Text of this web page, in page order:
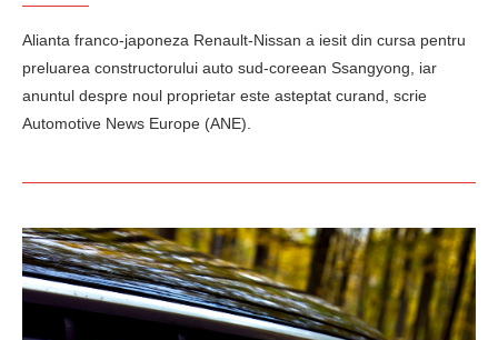
Alianta franco-japoneza Renault-Nissan a iesit din cursa pentru
preluarea constructorului auto sud-coreean Ssangyong, iar
anuntul despre noul proprietar este asteptat curand, scrie
Automotive News Europe (ANE).